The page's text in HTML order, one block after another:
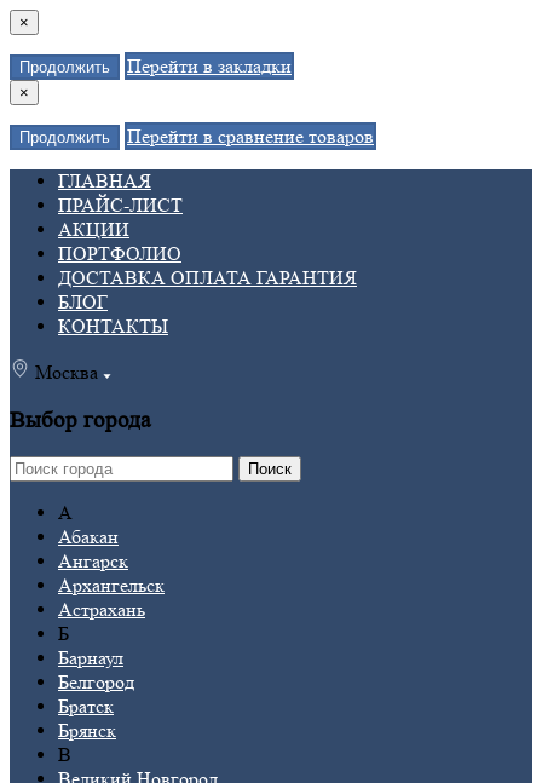
×
Продолжить Перейти в закладки
×
Продолжить
Перейти в сравнение товаров
ГЛАВНАЯ
ПРАЙС-ЛИСТ
АКЦИИ
ПОРТФОЛИО
ДОСТАВКА ОПЛАТА ГАРАНТИЯ
БЛОГ
КОНТАКТЫ
Москва
Выбор города
Поиск
А
Абакан
Ангарск
Архангельск
Астрахань
Б
Барнаул
Белгород
Братск
Брянск
В